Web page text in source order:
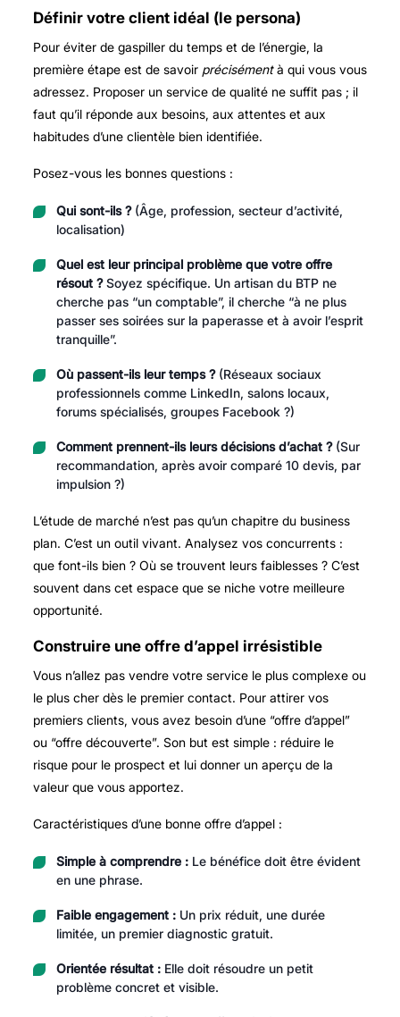
Définir votre client idéal (le persona)
Pour éviter de gaspiller du temps et de l’énergie, la
première étape est de savoir précisémentà qui vous vous
adressez. Proposer un service de qualité ne suffit pas ; il
faut qu’il réponde aux besoins, aux attentes et aux
habitudes d’une clientèle bien identifiée.
Posez-vous les bonnes questions :
Qui sont-ils ?(Âge, profession, secteur d’activité,
localisation)
Quel est leur principal problème que votre offre
résout ?Soyez spécifique. Un artisan du BTP ne
cherche pas “un comptable”, il cherche “à ne plus
passer ses soirées sur la paperasse et à avoir l’esprit
tranquille”.
Où passent-ils leur temps ?(Réseaux sociaux
professionnels comme LinkedIn, salons locaux,
forums spécialisés, groupes Facebook ?)
Comment prennent-ils leurs décisions d’achat ?(Sur
recommandation, après avoir comparé 10 devis, par
impulsion ?)
L’étude de marché n’est pas qu’un chapitre du business
plan. C’est un outil vivant. Analysez vos concurrents :
que font-ils bien ? Où se trouvent leurs faiblesses ? C’est
souvent dans cet espace que se niche votre meilleure
opportunité.
Construire une offre d’appel irrésistible
Vous n’allez pas vendre votre service le plus complexe ou
le plus cher dès le premier contact. Pour attirer vos
premiers clients, vous avez besoin d’une “offre d’appel”
ou “offre découverte”. Son but est simple : réduire le
risque pour le prospect et lui donner un aperçu de la
valeur que vous apportez.
Caractéristiques d’une bonne offre d’appel :
Simple à comprendre :Le bénéfice doit être évident
en une phrase.
Faible engagement :Un prix réduit, une durée
limitée, un premier diagnostic gratuit.
Orientée résultat :Elle doit résoudre un petit
problème concret et visible.